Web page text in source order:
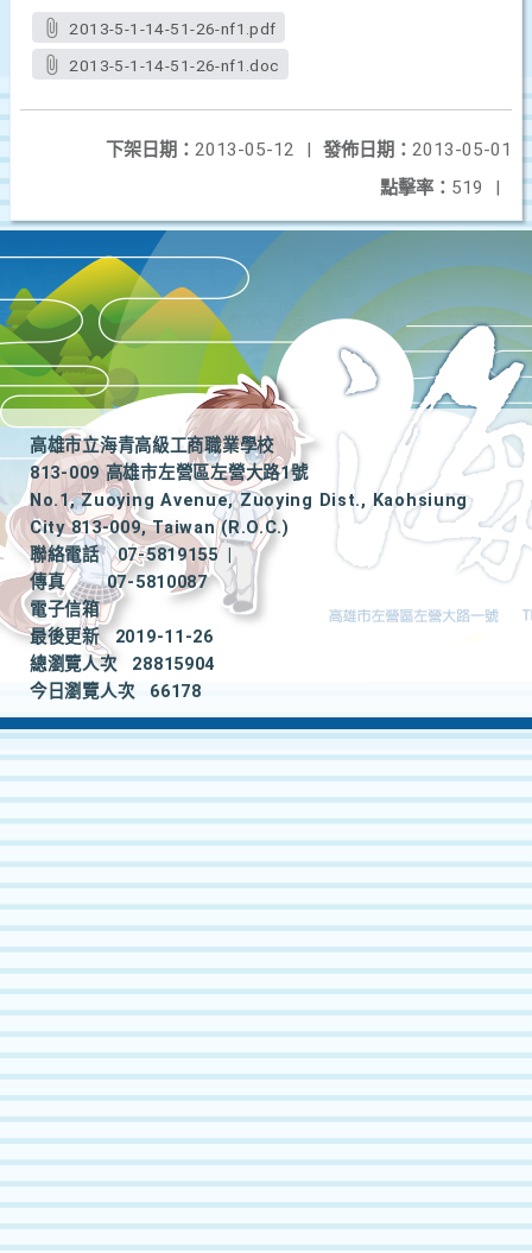
2013-5-1-14-51-26-nf1.pdf
2013-5-1-14-51-26-nf1.doc
發佈日期： 2013-05-01
下架日期： 2013-05-12
|
點擊率： 519 |
高雄市立海青高級工商職業學校
813-009 高雄市左營區左營大路1號
No.1, Zuoying Avenue, Zuoying Dist., Kaohsiung
City 813-009, Taiwan (R.O.C.)
聯絡電話
07-5819155
|
傳真
07-5810087
電子信箱
最後更新
2019-11-26
總瀏覽人次
28815904
今日瀏覽人次
66178